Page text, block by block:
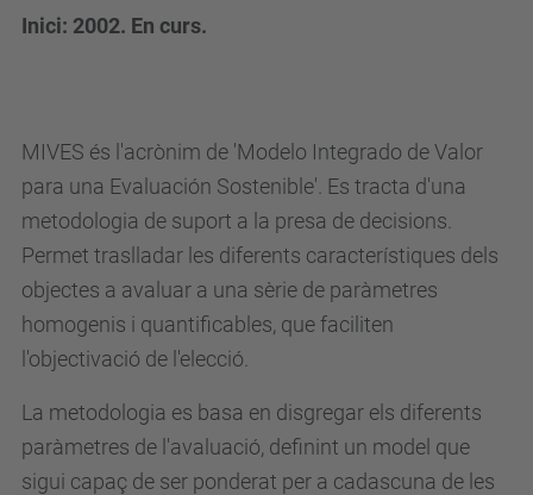
Inici: 2002. En curs.
MIVES és l'acrònim de 'Modelo Integrado de Valor
para una Evaluación Sostenible'. Es tracta d'una
metodologia de suport a la presa de decisions.
Permet traslladar les diferents característiques dels
objectes a avaluar a una sèrie de paràmetres
homogenis i quantificables, que faciliten
l'objectivació de l'elecció.
La metodologia es basa en disgregar els diferents
paràmetres de l'avaluació, definint un model que
sigui capaç de ser ponderat per a cadascuna de les